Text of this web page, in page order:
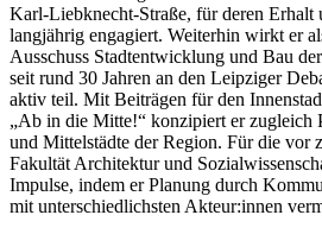
Karl-Liebknecht-Straße, für deren Erhalt
langjährig engagiert. Weiterhin wirkt er
Ausschuss Stadtentwicklung und Bau
seit rund 30 Jahren an den Leipziger
aktiv teil. Mit Beiträgen für den
„Ab in die Mitte!“ konzipiert er zugleich
und Mittelstädte der Region. Für die vor
Fakultät Architektur und
Impulse, indem er Planung durch
mit unterschiedlichsten Akteur:innen